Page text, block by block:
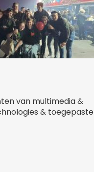
van multimedia &
& toegepaste